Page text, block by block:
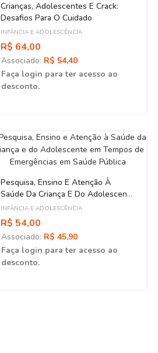
Crianças, Adolescentes E Crack:
Desafios Para O Cuidado
INFÂNCIA E ADOLESCÊNCIA
R$ 64,00
Associado: R$ 54,40
Faça login para ter acesso ao
desconto.
Pesquisa, Ensino E Atenção À
Saúde Da Criança E Do Adolescente
Em Tempos De Emergências Em
Saúde Pública
INFÂNCIA E ADOLESCÊNCIA
R$ 54,00
Associado: R$ 45,90
Faça login para ter acesso ao
desconto.